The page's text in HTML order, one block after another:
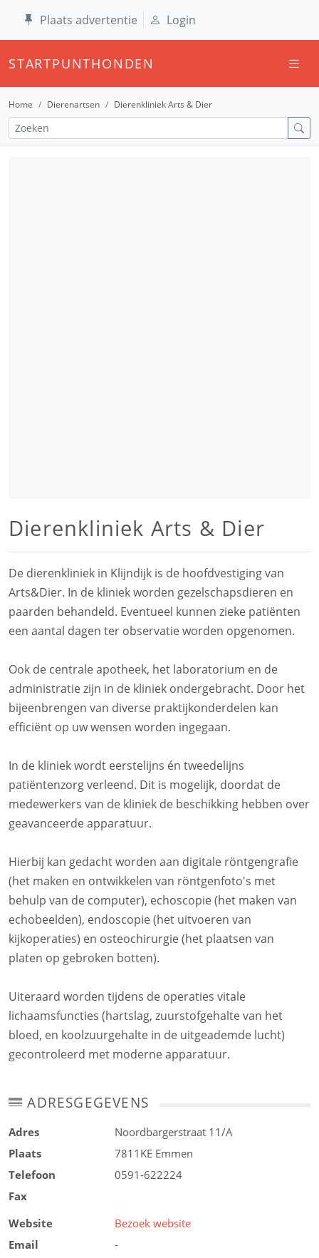
Plaats advertentie Login
STARTPUNTHONDEN
Home Dierenartsen Dierenkliniek Arts & Dier
Dierenkliniek Arts & Dier
De dierenkliniek in Klijndijk is de hoofdvestiging van
Arts&Dier. In de kliniek worden gezelschapsdieren en
paarden behandeld. Eventueel kunnen zieke patiënten
een aantal dagen ter observatie worden opgenomen.
Ook de centrale apotheek, het laboratorium en de
administratie zijn in de kliniek ondergebracht. Door het
bijeenbrengen van diverse praktijkonderdelen kan
efficiënt op uw wensen worden ingegaan.
In de kliniek wordt eerstelijns én tweedelijns
patiëntenzorg verleend. Dit is mogelijk, doordat de
medewerkers van de kliniek de beschikking hebben over
geavanceerde apparatuur.
Hierbij kan gedacht worden aan digitale röntgengrafie
(het maken en ontwikkelen van röntgenfoto's met
behulp van de computer), echoscopie (het maken van
echobeelden), endoscopie (het uitvoeren van
kijkoperaties) en osteochirurgie (het plaatsen van
platen op gebroken botten).
Uiteraard worden tijdens de operaties vitale
lichaamsfuncties (hartslag, zuurstofgehalte van het
bloed, en koolzuurgehalte in de uitgeademde lucht)
gecontroleerd met moderne apparatuur.
ADRESGEGEVENS
Adres
Noordbargerstraat 11/A
Plaats
7811KE Emmen
Telefoon
0591-622224
Fax
Website
Bezoek website
Email
-